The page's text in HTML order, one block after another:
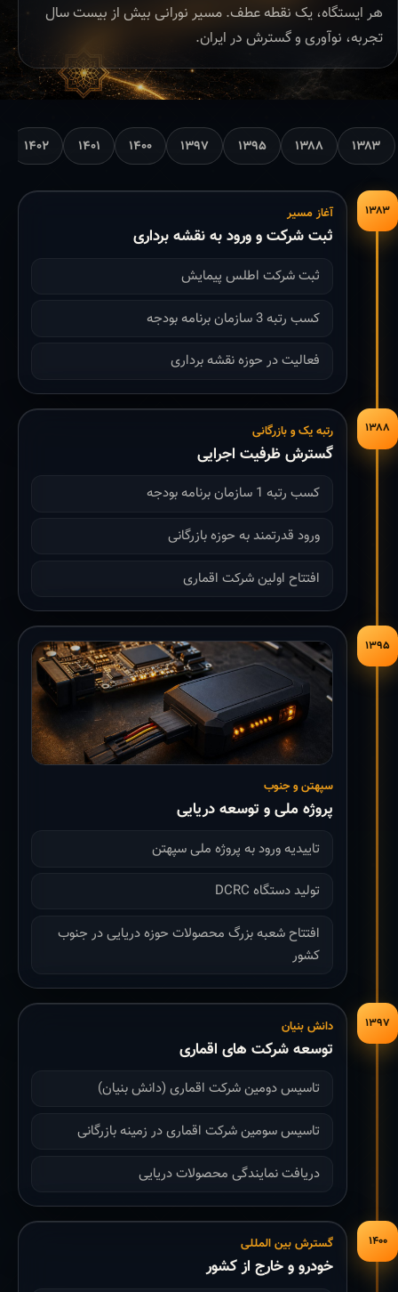
هر ایستگاه، یک نقطه عطف. مسیر نورانی بیش از بیست سال
تجربه، نوآوری و گسترش در ایران.
۱۳۸۳ ۱۳۸۸ ۱۳۹۵ ۱۳۹۷ ۱۴۰۰ ۱۴۰۱ ۱۴۰۲
۱۳۸۳ آغاز مسیر
ثبت شرکت و ورود به نقشه برداری
ثبت شرکت اطلس پیمایش
کسب رتبه 3 سازمان برنامه بودجه
فعالیت در حوزه نقشه برداری
۱۳۸۸ رتبه یک و بازرگانی
گسترش ظرفیت اجرایی
کسب رتبه 1 سازمان برنامه بودجه
ورود قدرتمند به حوزه بازرگانی
افتتاح اولین شرکت اقماری
۱۳۹۵
سپهتن و جنوب
پروژه ملی و توسعه دریایی
تاییدیه ورود به پروژه ملی سپهتن
تولید دستگاه DCRC
افتتاح شعبه بزرگ محصولات حوزه دریایی در جنوب
کشور
۱۳۹۷ دانش بنیان
توسعه شرکت های اقماری
تاسیس دومین شرکت اقماری (دانش بنیان)
تاسیس سومین شرکت اقماری در زمینه بازرگانی
دریافت نمایندگی محصولات دریایی
۱۴۰۰ گسترش بین المللی
خودرو و خارج از کشور